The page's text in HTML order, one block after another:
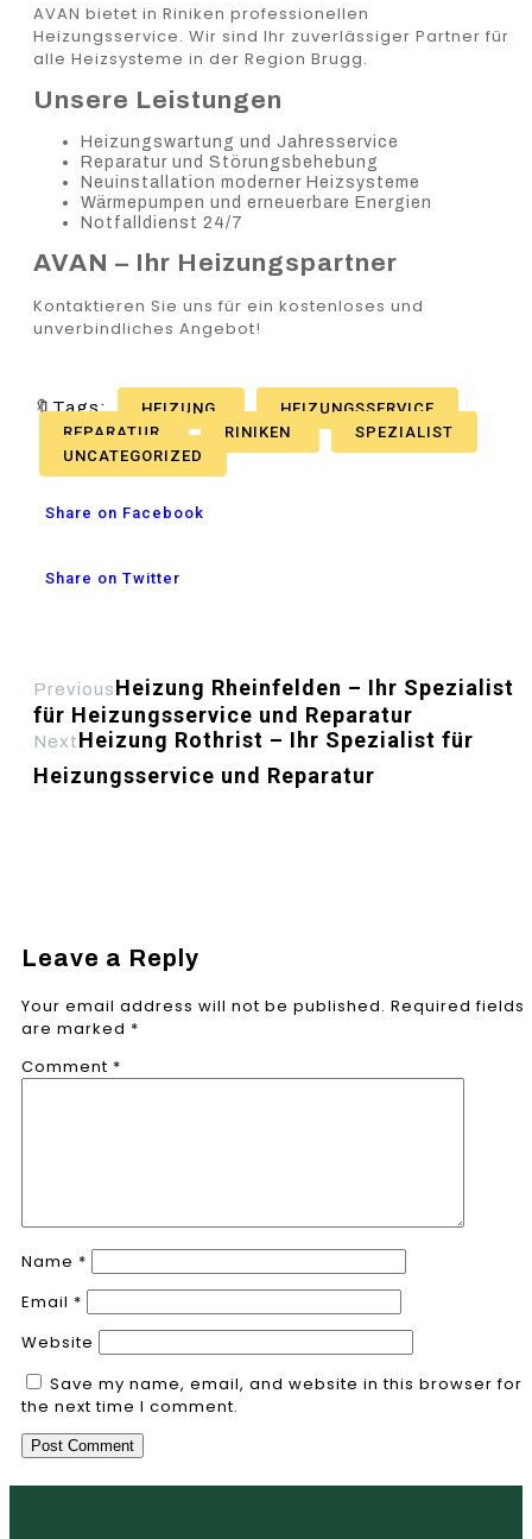
AVAN bietet in Riniken professionellen
Heizungsservice. Wir sind Ihr zuverlässiger Partner für
alle Heizsysteme in der Region Brugg.
Unsere Leistungen
Heizungswartung und Jahresservice
Reparatur und Störungsbehebung
Neuinstallation moderner Heizsysteme
Wärmepumpen und erneuerbare Energien
Notfalldienst 24/7
AVAN – Ihr Heizungspartner
Kontaktieren Sie uns für ein kostenloses und
unverbindliches Angebot!
🔖Tags: HEIZUNG
HEIZUNGSSERVICE
REPARATUR
RINIKEN
SPEZIALIST
UNCATEGORIZED
Share on Facebook
Share on Twitter
PreviousHeizung Rheinfelden – Ihr Spezialist
für Heizungsservice und Reparatur
NextHeizung Rothrist – Ihr Spezialist für
Heizungsservice und Reparatur
Leave a Reply
Your email address will not be published. Required fields
are marked *
Comment *
Name *
Email *
Website
Save my name, email, and website in this browser for
the next time I comment.